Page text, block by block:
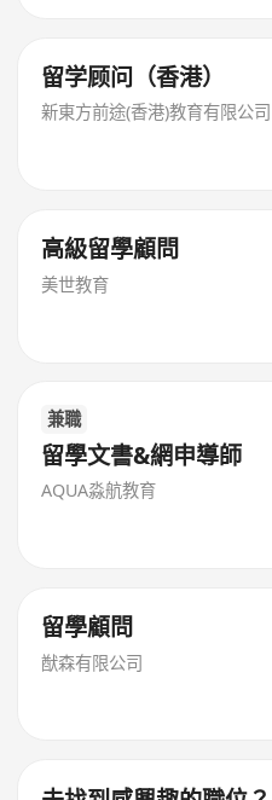
留学顾问（香港）
新東方前途(香港)教育有限公司
高級留學顧問
美世教育
兼職
留學文書&網申導師
AQUA淼航教育
留學顧問
猷森有限公司